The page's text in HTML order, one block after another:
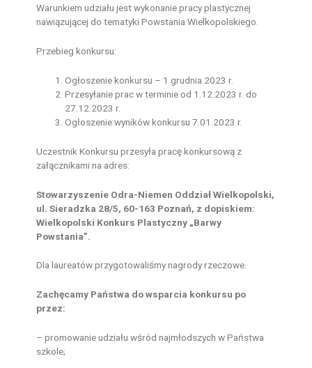
Warunkiem udziału jest wykonanie pracy plastycznej
nawiązującej do tematyki Powstania Wielkopolskiego.
Przebieg konkursu:
Ogłoszenie konkursu – 1 grudnia 2023 r.
Przesyłanie prac w terminie od 1.12.2023 r. do
27.12.2023 r.
Ogłoszenie wyników konkursu 7.01.2023 r.
Uczestnik Konkursu przesyła pracę konkursową z
załącznikami na adres:
Stowarzyszenie Odra-Niemen Oddział Wielkopolski,
ul.Sieradzka 28/5, 60-163 Poznań, z dopiskiem:
Wielkopolski Konkurs Plastyczny „Barwy
Powstania”.
Dla laureatów przygotowaliśmy nagrody rzeczowe.
Zachęcamy Państwa do wsparcia konkursu po
przez:
– promowanie udziału wśród najmłodszych w Państwa
szkole;